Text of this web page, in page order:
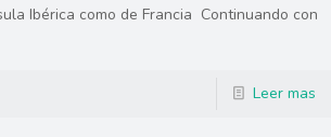
Ibérica como de Francia Continuando con
Leer mas